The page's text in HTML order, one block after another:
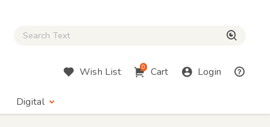
Close Search box
Wish List 0 Cart Login
Digital